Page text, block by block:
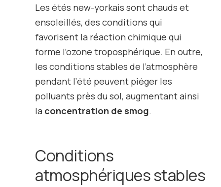
Les étés new-yorkais sont chauds et
ensoleillés, des conditions qui
favorisent la réaction chimique qui
forme l’ozone troposphérique. En outre,
les conditions stables de l’atmosphère
pendant l’été peuvent piéger les
polluants près du sol, augmentant ainsi
la concentration de smog.
Conditions
atmosphériques stables